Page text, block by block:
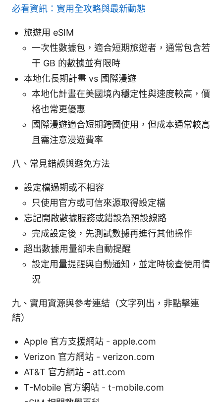
必看資訊：實用全攻略與最新動態
旅遊用 eSIM
一次性數據包，適合短期旅遊者，通常包含若
干 GB 的數據並有限時
本地化長期計畫 vs 國際漫遊
本地化計畫在美國境內穩定性與速度較高，價
格也常更優惠
國際漫遊適合短期跨國使用，但成本通常較高
且需注意漫遊費率
八、常見錯誤與避免方法
設定檔過期或不相容
只使用官方或可信來源取得設定檔
忘記開啟數據服務或錯設為預設線路
完成設定後，先測試數據再進行其他操作
超出數據用量卻未自動提醒
設定用量提醒與自動通知，並定時檢查使用情
況
九、實用資源與參考連結（文字列出，非點擊連
結）
Apple 官方支援網站 - apple.com
Verizon 官方網站 - verizon.com
AT&T 官方網站 - att.com
T-Mobile 官方網站 - t-mobile.com